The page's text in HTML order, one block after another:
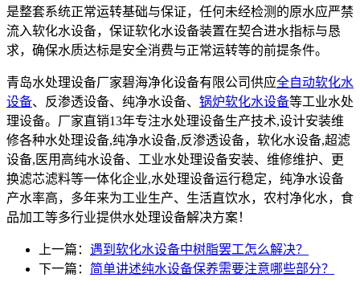
是整套系统正常运转基础与保证，任何未经检测的原水应严禁
流入软化水设备，保证软化水设备装置在契合进水指标与恳
求，确保水质达标是安全消费与正常运转等的前提条件。
青岛水处理设备厂家碧海净化设备有限公司供应全自动软化水
设备、反渗透设备、纯净水设备、 锅炉软化水设备等工业水处
理设备。厂家直销13年专注水处理设备生产技术,设计安装维
修各种水处理设备,纯净水设备,反渗透设备，软化水设备,超滤
设备,医用高纯水设备、工业水处理设备安装、维修维护、更
换滤芯滤料等一体化企业,水处理设备运行稳定，纯净水设备
产水率高，多年来为工业生产、生活直饮水，农村净化水，食
品加工等多行业提供水处理设备解决方案！
上一篇： 遇到软化水设备中树脂罢工怎么解决？
下一篇： 简单讲述纯水设备保养需要注意哪些部分？